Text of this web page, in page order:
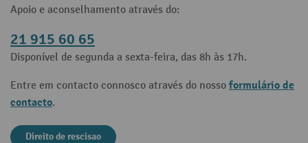
Apoio e aconselhamento através do:
21 915 60 65
Disponível de segunda a sexta-feira, das 8h às 17h.
Entre em contacto connosco através do nosso formulário de
contacto.
Direito de rescisao